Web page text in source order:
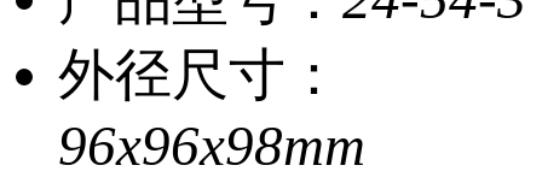
外径尺寸：
96x96x98mm